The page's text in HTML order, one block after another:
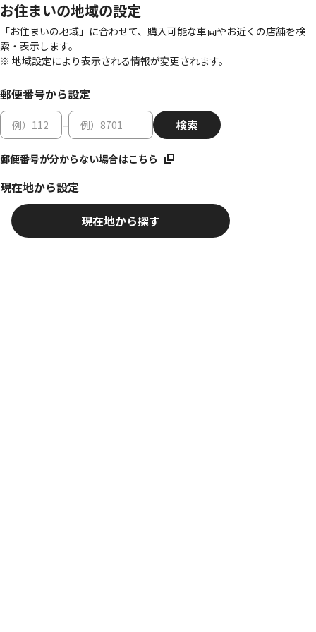
お住まいの地域の設定
「お住まいの地域」に合わせて、購入可能な車両やお近くの店舗を検
索・表示します。
※ 地域設定により表示される情報が変更されます。
郵便番号から設定
–
郵便番号が分からない場合はこちら
現在地から設定
現在地から探す